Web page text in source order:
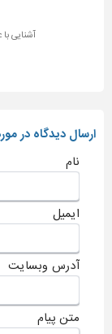
آشنایی
ارسال دیدگاه در
نام
ایمیل
آدرس وبسایت
متن پیام